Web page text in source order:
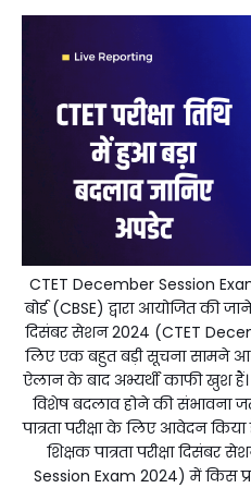
CTET December Session
बोर्ड (CBSE) द्वारा आयोजित की
दिसंबर सेशन 2024 (CTET
लिए एक बहुत बड़ी सूचना सामने आ
ऐलान के बाद अभ्यर्थी काफी खुश हैं।
विशेष बदलाव होने की संभावना
पात्रता परीक्षा के लिए आवेदन
शिक्षक पात्रता परीक्षा
Session Exam 2024) में किस